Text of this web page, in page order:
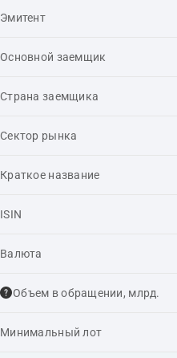
Эмитент
Основной заемщик
Страна заемщика
Сектор рынка
Краткое название
ISIN
Валюта
Объем в обращении, млрд.
Минимальный лот